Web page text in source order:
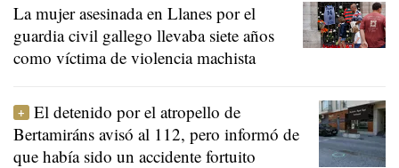
La mujer asesinada en Llanes por el
guardia civil gallego llevaba siete años
como víctima de violencia machista
El detenido por el atropello de
Bertamiráns avisó al 112, pero informó de
que había sido un accidente fortuito